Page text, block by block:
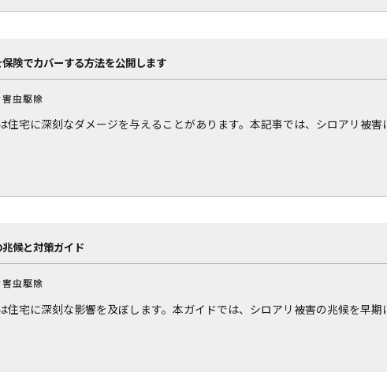
険でカバーする方法を公開します
虫駆除
住宅に深刻なダメージを与えることがあります。本記事では、シロアリ被害
候と対策ガイド
虫駆除
住宅に深刻な影響を及ぼします。本ガイドでは、シロアリ被害の兆候を早期